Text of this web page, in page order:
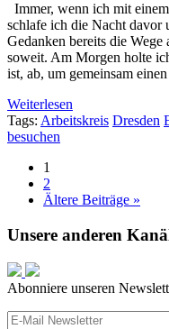
Immer, wenn ich mit
schlafe ich die Nacht davor
Gedanken bereits die
soweit. Am Morgen holte
ist, ab, um gemeinsam
Weiterlesen
Tags: Arbeitskreis Dresden
besuchen
1
2
Ältere Beiträge »
Unsere anderen
Abonniere unseren